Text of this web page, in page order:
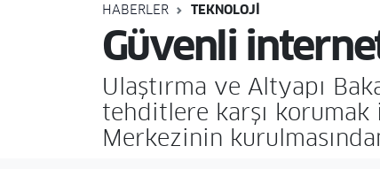
HABERLER TEKNOLOJI
Güvenli
Ulaştırma ve Altyapı
tehditlere karşı korumak
Merkezinin
Süper Lig Puan Durumu ve Fikstür
Tüm Manşetler
Son Dakika Haberleri
Haber Arşivi